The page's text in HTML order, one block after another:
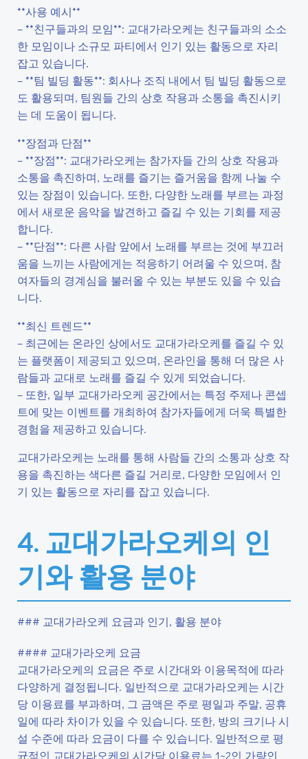
**사용 예시**
– **친구들과의 모임**: 교대가라오케는 친구들과의 소소
한 모임이나 소규모 파티에서 인기 있는 활동으로 자리
잡고 있습니다.
– **팀 빌딩 활동**: 회사나 조직 내에서 팀 빌딩 활동으로
도 활용되며, 팀원들 간의 상호 작용과 소통을 촉진시키
는 데 도움이 됩니다.
**장점과 단점**
– **장점**: 교대가라오케는 참가자들 간의 상호 작용과
소통을 촉진하며, 노래를 즐기는 즐거움을 함께 나눌 수
있는 장점이 있습니다. 또한, 다양한 노래를 부르는 과정
에서 새로운 음악을 발견하고 즐길 수 있는 기회를 제공
합니다.
– **단점**: 다른 사람 앞에서 노래를 부르는 것에 부끄러
움을 느끼는 사람에게는 적응하기 어려울 수 있으며, 참
여자들의 경계심을 불러올 수 있는 부분도 있을 수 있습
니다.
**최신 트렌드**
– 최근에는 온라인 상에서도 교대가라오케를 즐길 수 있
는 플랫폼이 제공되고 있으며, 온라인을 통해 더 많은 사
람들과 교대로 노래를 즐길 수 있게 되었습니다.
– 또한, 일부 교대가라오케 공간에서는 특정 주제나 콘셉
트에 맞는 이벤트를 개최하여 참가자들에게 더욱 특별한
경험을 제공하고 있습니다.
교대가라오케는 노래를 통해 사람들 간의 소통과 상호 작
용을 촉진하는 색다른 즐길 거리로, 다양한 모임에서 인
기 있는 활동으로 자리를 잡고 있습니다.
4. 교대가라오케의 인
기와 활용 분야
### 교대가라오케 요금과 인기, 활용 분야
#### 교대가라오케 요금
교대가라오케의 요금은 주로 시간대와 이용목적에 따라
다양하게 결정됩니다. 일반적으로 교대가라오케는 시간
당 이용료를 부과하며, 그 금액은 주로 평일과 주말, 공휴
일에 따라 차이가 있을 수 있습니다. 또한, 방의 크기나 시
설 수준에 따라 요금이 다를 수 있습니다. 일반적으로 평
균적인 교대가라오케의 시간당 이용료는 1~2인 가량인